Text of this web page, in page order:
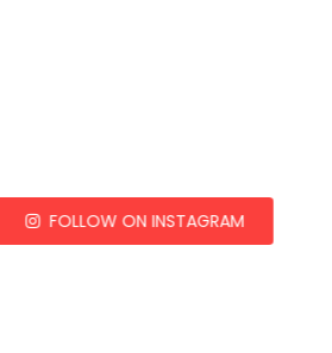
FOLLOW ON INSTAGRAM